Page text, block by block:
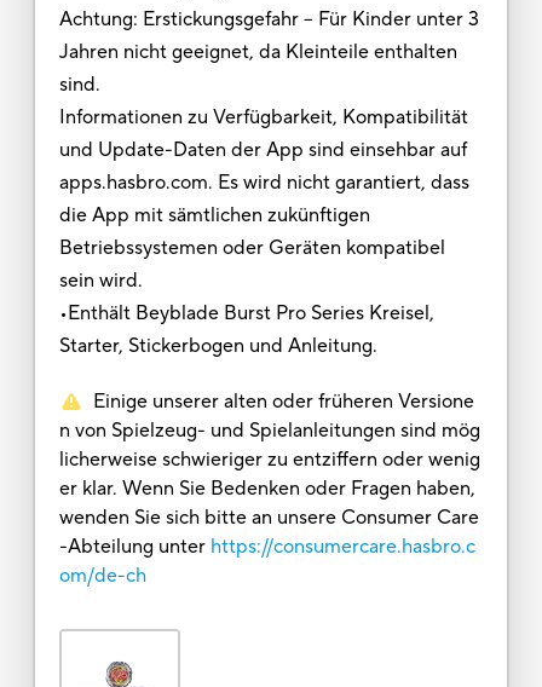
Achtung: Erstickungsgefahr – Für Kinder unter 3
Jahren nicht geeignet, da Kleinteile enthalten
sind.
Informationen zu Verfügbarkeit, Kompatibilität
und Update-Daten der App sind einsehbar auf
apps.hasbro.com. Es wird nicht garantiert, dass
die App mit sämtlichen zukünftigen
Betriebssystemen oder Geräten kompatibel
sein wird.
•Enthält Beyblade Burst Pro Series Kreisel,
Starter, Stickerbogen und Anleitung.
Einige unserer alten oder früheren Versione
n von Spielzeug- und Spielanleitungen sind mög
licherweise schwieriger zu entziffern oder wenig
er klar. Wenn Sie Bedenken oder Fragen haben,
wenden Sie sich bitte an unsere Consumer Care
-Abteilung unter https://consumercare.hasbro.c
om/de-ch